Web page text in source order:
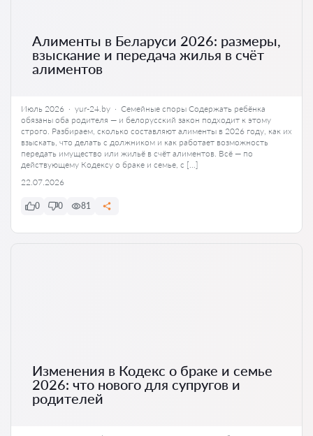
Алименты в Беларуси 2026: размеры,
взыскание и передача жилья в счёт
алиментов
Июль 2026 · yur-24.by · Семейные споры Содержать ребёнка
обязаны оба родителя — и белорусский закон подходит к этому
строго. Разбираем, сколько составляют алименты в 2026 году, как их
взыскать, что делать с должником и как работает возможность
передать имущество или жильё в счёт алиментов. Всё — по
действующему Кодексу о браке и семье, с […]
22.07.2026
0 0 81
Изменения в Кодекс о браке и семье
2026: что нового для супругов и
родителей